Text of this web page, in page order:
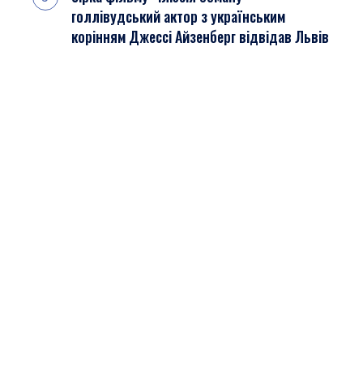
голлівудський актор з українським
корінням Джессі Айзенберг відвідав Львів